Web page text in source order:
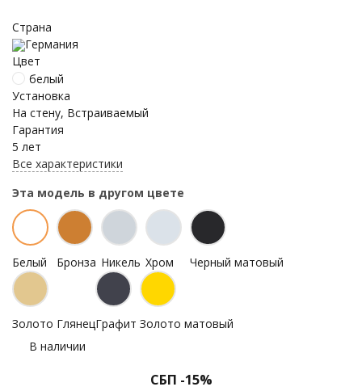
Страна
Германия
Цвет
белый
Установка
На стену, Встраиваемый
Гарантия
5 лет
Все характеристики
Эта модель в другом цвете
Белый Бронза Никель Хром Черный матовый
Золото ГлянецГрафит Золото матовый
В наличии
СБП -15%